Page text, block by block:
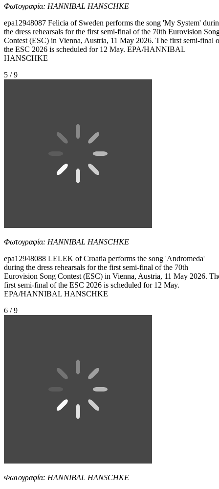
Φωτογραφία: HANNIBAL HANSCHKE
epa12948087 Felicia of Sweden performs the song 'My System'
the dress rehearsals for the first semi-final of the 70th Eurovision
Contest (ESC) in Vienna, Austria, 11 May 2026. The first semi-final
the ESC 2026 is scheduled for 12 May. EPA/HANNIBAL
HANSCHKE
5 / 9
Φωτογραφία: HANNIBAL HANSCHKE
epa12948088 LELEK of Croatia performs the song 'Andromeda'
during the dress rehearsals for the first semi-final of the 70th
Eurovision Song Contest (ESC) in Vienna, Austria, 11 May 2026.
first semi-final of the ESC 2026 is scheduled for 12 May.
EPA/HANNIBAL HANSCHKE
6 / 9
Φωτογραφία: HANNIBAL HANSCHKE